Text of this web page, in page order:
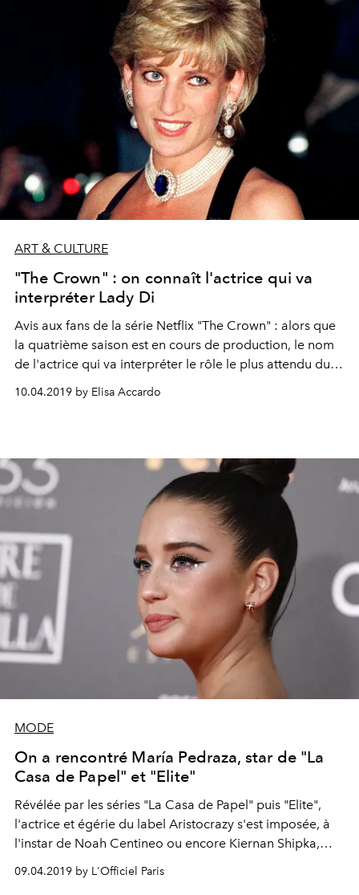
à binge-watcher dès le 1er mai sur la plateforme.
ART & CULTURE
"The Crown" : on connaît l'actrice qui va
interpréter Lady Di
Avis aux fans de la série Netflix "The Crown" : alors que
la quatrième saison est en cours de production, le nom
de l'actrice qui va interpréter le rôle le plus attendu du
show, celui de Lady Di, vient d'être révélé. De quoi nous
faire patienter en attendant l'arrivée de la saison 3 dans
10.04.2019 by Elisa Accardo
MODE
On a rencontré María Pedraza, star de "La
Casa de Papel" et "Elite"
Révélée par les séries "La Casa de Papel" puis "Elite",
l'actrice et égérie du label Aristocrazy s'est imposée, à
l'instar de Noah Centineo ou encore Kiernan Shipka,
comme l'une des étoiles les plus éblouissantes de la
galaxie Netflix. Elle signe son retour avec la comédie
09.04.2019 by L'Officiel Paris